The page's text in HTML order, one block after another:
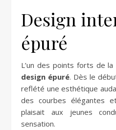
Design
épuré
L’un des points forts de la
design épuré. Dès le
reflété une esthétique
des courbes élégantes
plaisait aux jeunes
sensation.